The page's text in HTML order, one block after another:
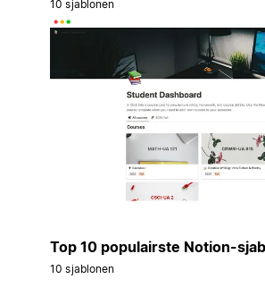
10 sjablonen
Top 10 populairste Notion-
10 sjablonen